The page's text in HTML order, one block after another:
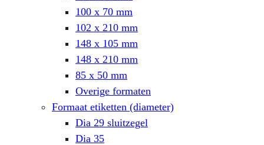
100 x 70 mm
102 x 210 mm
148 x 105 mm
148 x 210 mm
85 x 50 mm
Overige formaten
Formaat etiketten (diameter)
Dia 29 sluitzegel
Dia 35